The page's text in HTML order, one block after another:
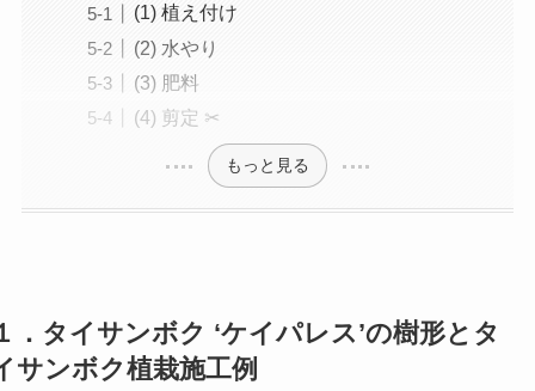
(1) 植え付け
(2) 水やり
(3) 肥料
(4) 剪定 ✂
もっと見る
．タイサンボク ‘ケイパレス’の樹形とタ
サンボク植栽施工例